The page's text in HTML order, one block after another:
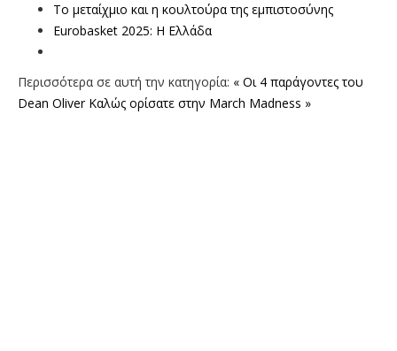
Το μεταίχμιο και η κουλτούρα της εμπιστοσύνης
Eurobasket 2025: Η Ελλάδα
Περισσότερα σε αυτή την κατηγορία: « Οι 4 παράγοντες του
Dean Oliver Kαλώς ορίσατε στην Μarch Madness »